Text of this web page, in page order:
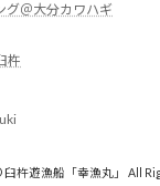
グ＠大分カワハギ
杵
杵遊漁船「幸漁丸」 All